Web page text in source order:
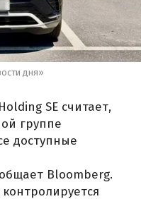
дня»
SE считает,
группе
доступные
Bloomberg.